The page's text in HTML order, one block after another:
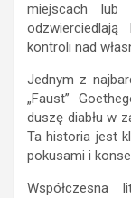
miejscach lub
kontroli nad
Jednym z
„Faust”
duszę diabłu w
Ta historia jest
pokusami i
Współczesna